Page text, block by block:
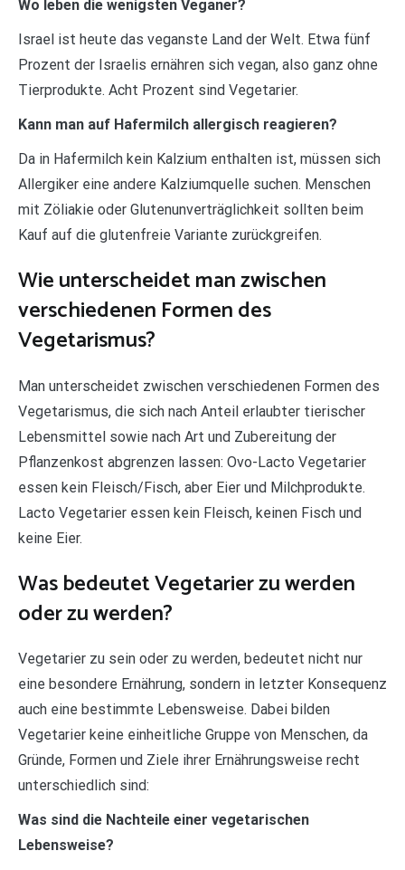
Wo leben die wenigsten Veganer?
Israel ist heute das veganste Land der Welt. Etwa fünf
Prozent der Israelis ernähren sich vegan, also ganz ohne
Tierprodukte. Acht Prozent sind Vegetarier.
Kann man auf Hafermilch allergisch reagieren?
Da in Hafermilch kein Kalzium enthalten ist, müssen sich
Allergiker eine andere Kalziumquelle suchen. Menschen
mit Zöliakie oder Glutenunverträglichkeit sollten beim
Kauf auf die glutenfreie Variante zurückgreifen.
Wie unterscheidet man zwischen
verschiedenen Formen des
Vegetarismus?
Man unterscheidet zwischen verschiedenen Formen des
Vegetarismus, die sich nach Anteil erlaubter tierischer
Lebensmittel sowie nach Art und Zubereitung der
Pflanzenkost abgrenzen lassen: Ovo-Lacto Vegetarier
essen kein Fleisch/Fisch, aber Eier und Milchprodukte.
Lacto Vegetarier essen kein Fleisch, keinen Fisch und
keine Eier.
Was bedeutet Vegetarier zu werden
oder zu werden?
Vegetarier zu sein oder zu werden, bedeutet nicht nur
eine besondere Ernährung, sondern in letzter Konsequenz
auch eine bestimmte Lebensweise. Dabei bilden
Vegetarier keine einheitliche Gruppe von Menschen, da
Gründe, Formen und Ziele ihrer Ernährungsweise recht
unterschiedlich sind:
Was sind die Nachteile einer vegetarischen
Lebensweise?